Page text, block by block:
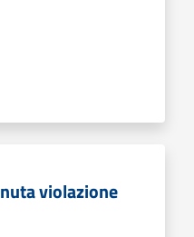
violazione